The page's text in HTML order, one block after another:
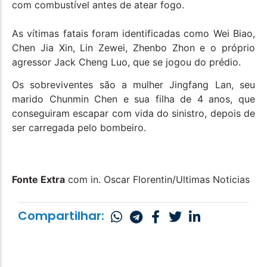
com combustível antes de atear fogo.
As vítimas fatais foram identificadas como Wei Biao,
Chen Jia Xin, Lin Zewei, Zhenbo Zhon e o próprio
agressor Jack Cheng Luo, que se jogou do prédio.
Os sobreviventes são a mulher Jingfang Lan, seu
marido Chunmin Chen e sua filha de 4 anos, que
conseguiram escapar com vida do sinistro, depois de
ser carregada pelo bombeiro.
Fonte Extra com in. Oscar Florentin/Ultimas Noticias
Compartilhar: